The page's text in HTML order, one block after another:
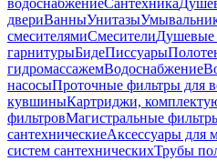
водоснабжениеСантехника
двериВанныУнитазы
смесителямиСмесителиДушевые
гарнитурыБидеПиссуары
гидромассажемВодоснабжение
насосыПроточные фильтры для
кувшиныКартриджи,
фильтровМагистральные
сантехническиеАксессуары для
систем сантехническихТрубы